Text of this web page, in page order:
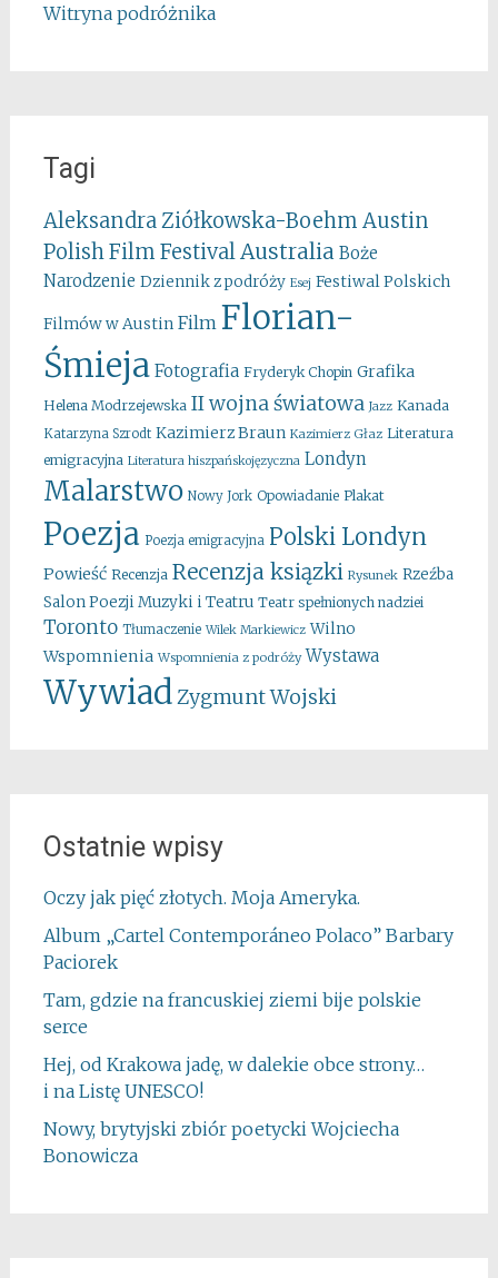
Witryna podróżnika
Tagi
Aleksandra Ziółkowska-Boehm Austin
Polish Film FestivalAustralia Boże
Narodzenie Dziennik z podróży Esej Festiwal Polskich
Filmów w Austin Film Florian-
Śmieja Fotografia Fryderyk Chopin Grafika
Helena Modrzejewska II wojna światowa Jazz Kanada
Katarzyna Szrodt Kazimierz Braun Kazimierz Głaz Literatura
emigracyjna Literatura hiszpańskojęzyczna Londyn
Malarstwo Nowy Jork Opowiadanie Plakat
Poezja Poezja emigracyjna Polski Londyn
Powieść Recenzja Recenzja ksiązki Rysunek Rzeźba
Salon Poezji Muzyki i Teatru Teatr spełnionych nadziei
Toronto Tłumaczenie Wilek Markiewicz Wilno
Wspomnienia Wspomnienia z podróży Wystawa
WywiadZygmunt Wojski
Ostatnie wpisy
Oczy jak pięć złotych. Moja Ameryka.
Album „Cartel Contemporáneo Polaco” Barbary
Paciorek
Tam, gdzie na francuskiej ziemi bije polskie
serce
Hej, od Krakowa jadę, w dalekie obce strony…
i na Listę UNESCO!
Nowy, brytyjski zbiór poetycki Wojciecha
Bonowicza